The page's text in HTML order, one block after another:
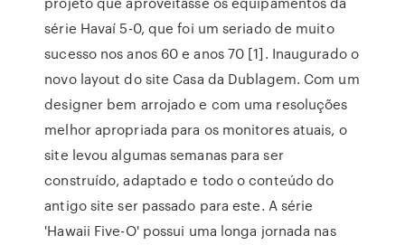
série Havaí 5-0, que foi um seriado de muito
sucesso nos anos 60 e anos 70 [1]. Inaugurado o
novo layout do site Casa da Dublagem. Com um
designer bem arrojado e com uma resoluções
melhor apropriada para os monitores atuais, o
site levou algumas semanas para ser
construído, adaptado e todo o conteúdo do
antigo site ser passado para este. A série
'Hawaii Five-O' possui uma longa jornada nas